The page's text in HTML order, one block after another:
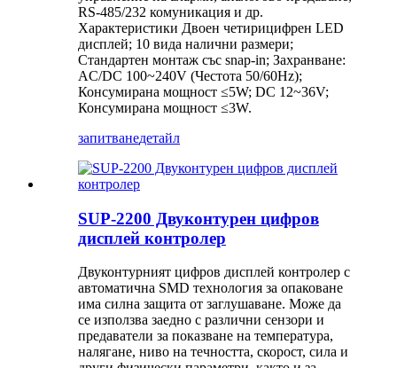
RS-485/232 комуникация и др.
Характеристики Двоен четирицифрен LED
дисплей; 10 вида налични размери;
Стандартен монтаж със snap-in; Захранване:
AC/DC 100~240V (Честота 50/60Hz);
Консумирана мощност ≤5W; DC 12~36V;
Консумирана мощност ≤3W.
запитванедетайл
SUP-2200 Двуконтурен цифров
дисплей контролер
Двуконтурният цифров дисплей контролер с
автоматична SMD технология за опаковане
има силна защита от заглушаване. Може да
се използва заедно с различни сензори и
предаватели за показване на температура,
налягане, ниво на течността, скорост, сила и